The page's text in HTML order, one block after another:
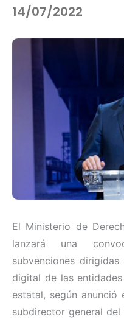
14/07/2022
El Ministerio de
lanzará una
subvenciones
digital de las
estatal, según anunció
subdirector general